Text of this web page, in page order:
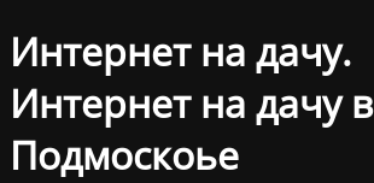
Интернет на дачу.
Интернет на дачу в
Подмоскоье